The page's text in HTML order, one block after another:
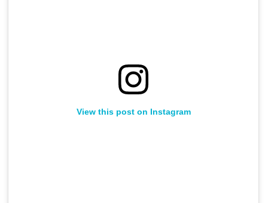
View this post on Instagram